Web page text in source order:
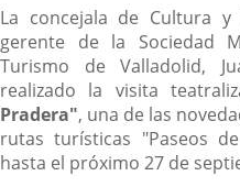
Contenido
La concejala de Cultura
gerente de la Sociedad
Turismo de Valladolid,
realizado la visita
Pradera", una de las
rutas turísticas "Paseos
hasta el próximo 27 de